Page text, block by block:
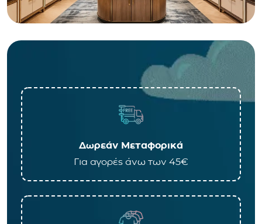
Δωρεάν Μεταφορικά
Για αγορές άνω των 45€